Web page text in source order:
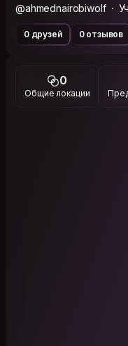
@ahmednairobiwolf
0 друзей 0 отзывов
0
Общие локации